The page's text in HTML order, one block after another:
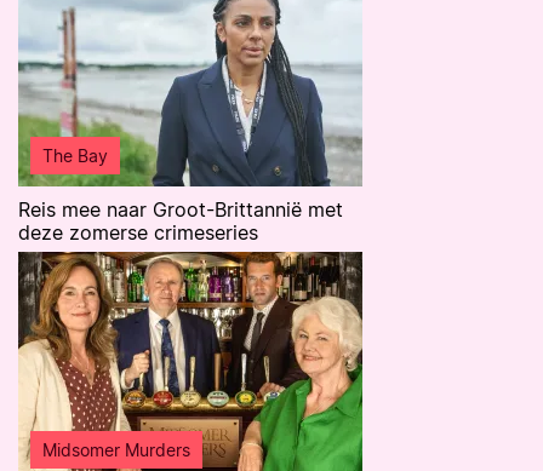
The Bay
Reis mee naar Groot-Brittannië met
deze zomerse crimeseries
Midsomer Murders